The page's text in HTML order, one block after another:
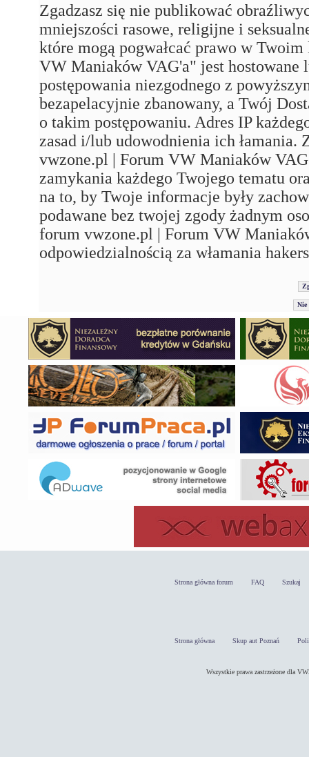
Zgadzasz się nie publikować
mniejszości rasowe, religijne i
które mogą pogwałcać prawo w
VW Maniaków VAG'a" jest hostowane
postępowania niezgodnego z
bezapelacyjnie zbanowany, a Twój
o takim postępowaniu. Adres IP
zasad i/lub udowodnienia ich
vwzone.pl | Forum VW Maniaków
zamykania każdego Twojego tematu
na to, by Twoje informacje były
podawane bez twojej zgody żadnym
forum vwzone.pl | Forum VW
odpowiedzialnością za włamania
Strona główna forum FAQ Szukaj
Strona główna Skup aut Poznań
Wszystkie prawa zastrzeżone dla